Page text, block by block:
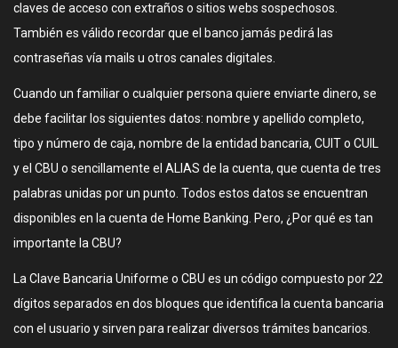
claves de acceso con extraños o sitios webs sospechosos.
También es válido recordar que el banco jamás pedirá las
contraseñas vía mails u otros canales digitales.
Cuando un familiar o cualquier persona quiere enviarte dinero, se
debe facilitar los siguientes datos: nombre y apellido completo,
tipo y número de caja, nombre de la entidad bancaria, CUIT o CUIL
y el CBU o sencillamente el ALIAS de la cuenta, que cuenta de tres
palabras unidas por un punto. Todos estos datos se encuentran
disponibles en la cuenta de Home Banking. Pero, ¿Por qué es tan
importante la CBU?
La Clave Bancaria Uniforme o CBU es un código compuesto por 22
dígitos separados en dos bloques que identifica la cuenta bancaria
con el usuario y sirven para realizar diversos trámites bancarios.